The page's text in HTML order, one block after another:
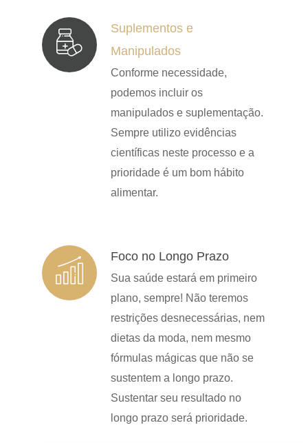
Suplementos e
Manipulados
Conforme necessidade,
podemos incluir os
manipulados e suplementação.
Sempre utilizo evidências
científicas neste processo e a
prioridade é um bom hábito
alimentar.
Foco no Longo Prazo
Sua saúde estará em primeiro
plano, sempre! Não teremos
restrições desnecessárias, nem
dietas da moda, nem mesmo
fórmulas mágicas que não se
sustentem a longo prazo.
Sustentar seu resultado no
longo prazo será prioridade.